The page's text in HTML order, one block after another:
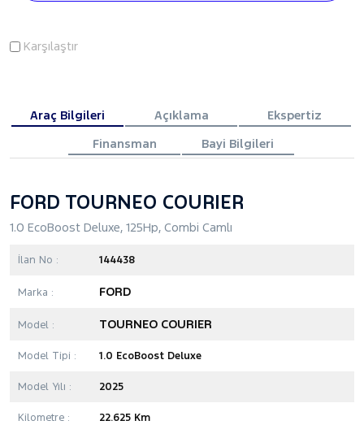
Karşılaştır
Araç Bilgileri Açıklama
Ekspertiz
Finansman
Bayi Bilgileri
FORD TOURNEO COURIER
1.0 EcoBoost Deluxe, 125Hp, Combi Camlı
İlan No : 144438
Marka : FORD
Model : TOURNEO COURIER
Model Tipi : 1.0 EcoBoost Deluxe
Model Yılı : 2025
Kilometre : 22.625 Km